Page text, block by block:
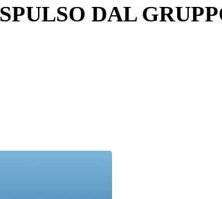
DAL